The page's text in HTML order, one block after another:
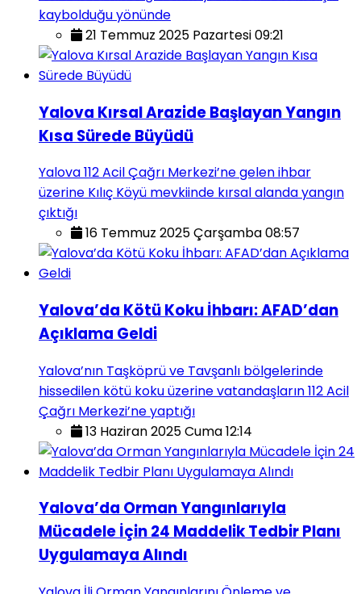
kaybolduğu yönünde
21 Temmuz 2025 Pazartesi 09:21
Yalova Kırsal Arazide Başlayan Yangın
Kısa Sürede Büyüdü
Yalova 112 Acil Çağrı Merkezi’ne gelen ihbar
üzerine Kılıç Köyü mevkiinde kırsal alanda yangın
çıktığı
16 Temmuz 2025 Çarşamba 08:57
Yalova’da Kötü Koku İhbarı: AFAD’dan
Açıklama Geldi
Yalova’nın Taşköprü ve Tavşanlı bölgelerinde
hissedilen kötü koku üzerine vatandaşların 112 Acil
Çağrı Merkezi’ne yaptığı
13 Haziran 2025 Cuma 12:14
Yalova’da Orman Yangınlarıyla
Mücadele İçin 24 Maddelik Tedbir Planı
Uygulamaya Alındı